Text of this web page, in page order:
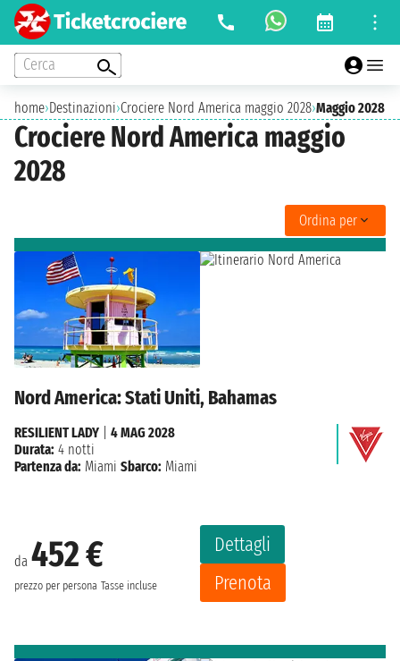
Cerca
home›Destinazioni›Crociere Nord America maggio 2028›Maggio 2028
Crociere Nord America maggio
2028
Ordina per
Nord America: Stati Uniti, Bahamas
da 452 €
prezzo per persona Tasse incluse
Dettagli
Prenota
RESILIENT LADY
4 MAG 2028
Durata: 4 notti
Partenza da: Miami Sbarco: Miami